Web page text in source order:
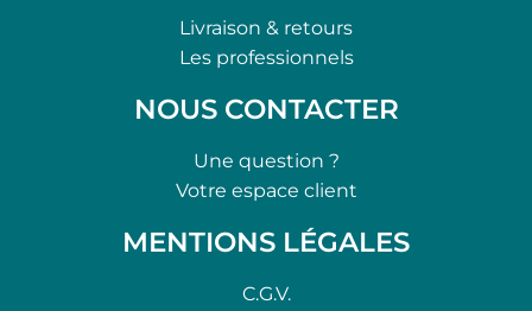
Livraison & retours
Les professionnels
NOUS CONTACTER
Une question ?
Votre espace client
MENTIONS LÉGALES
C.G.V.